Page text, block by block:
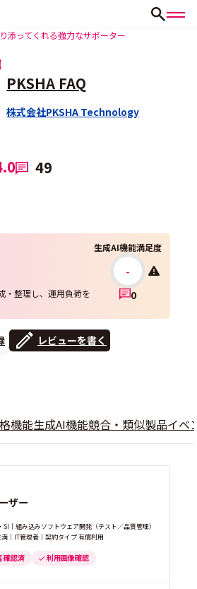
添ってくれる強力なサポーター
PKSHA FAQ
株式会社PKSHA Technology
49
・整理し、運用負荷を
生成AI機能満足度
-
0
レビューを書く
機能生成AI機能競合・類似製品イベ
ザー
SI｜組み込みソフトウェア開発（テスト／品質管理）
満｜IT管理者｜契約タイプ 有償利用
確認済 利用画像確認